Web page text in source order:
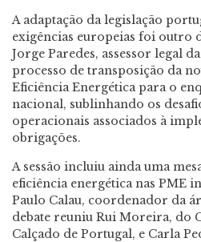
A adaptação da legislação
exigências europeias foi outro
Jorge Paredes, assessor legal
processo de transposição da
Eficiência Energética para o
nacional, sublinhando os
operacionais associados à
obrigações.
A sessão incluiu ainda uma
eficiência energética nas PME
Paulo Calau, coordenador da
debate reuniu Rui Moreira, do
Calçado de Portugal, e Carla